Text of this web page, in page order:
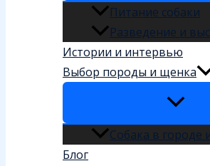
Питание собаки
Разведение и
Истории и интервью
Выбор породы и щенка
Собака в городе
Блог